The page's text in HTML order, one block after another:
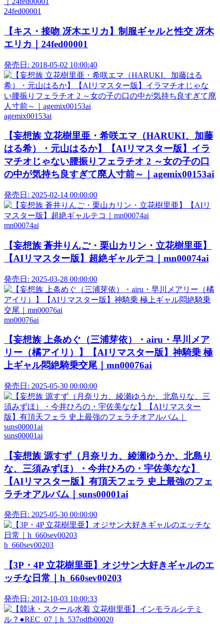
24fed00001
【キス・接吻 冴木エリカ】制服ギャルと性交 冴木
エリカ｜24fed00001
発売日: 2018-05-02 10:00:40
agemix00153ai
【妄想族 立花樹里亜・希咲エマ（HARUKI、加藤
はる希）・元山はるか】【AIリマスター版】イラ
マチオじゃない腰振りフェラチオ 2 ～女の子の口
の中が気持ち良すぎて廃人寸前～｜agemix00153ai
発売日: 2025-02-14 00:00:00
mn00074ai
【妄想族 蒼井りんご・栗山カリン・立花樹里亜】
【AIリマスター版】超絶ギャルテコ｜mn00074ai
発売日: 2025-03-28 00:00:00
mn00076ai
【妄想族 上条めぐ（三浦芽依）・airu・早川メア
リー（橘アイリ）】【AIリマスター版】神騎乗 極
上ギャル悶絶騎乗交尾｜mn00076ai
発売日: 2025-05-30 00:00:00
suns00001ai
【妄想族 源すず（月奈リカ、綾瀬ゆうか、北島り
な、三須みずほ）・今井ひろの・宇佐美なな】
【AIリマスター版】有頂天フェラ 史上最強のフェ
ラチオアルバム｜suns00001ai
発売日: 2025-05-30 00:00:00
h_660sev00203
【3P・4P 立花樹里亜】オジサン大好きギャルのエ
ッチな日常｜h_660sev00203
発売日: 2012-10-03 10:00:33